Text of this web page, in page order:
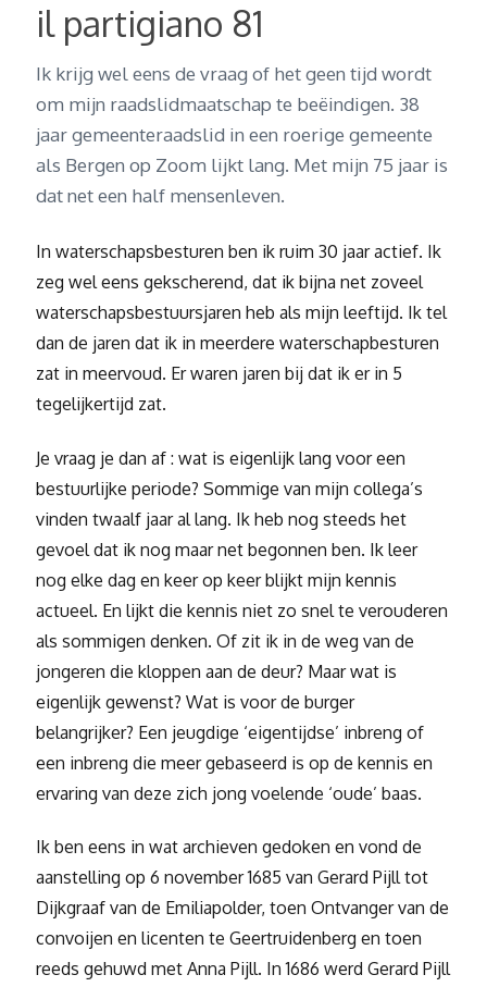
il partigiano 81
Ik krijg wel eens de vraag of het geen tijd wordt
om mijn raadslidmaatschap te beëindigen. 38
jaar gemeenteraadslid in een roerige gemeente
als Bergen op Zoom lijkt lang. Met mijn 75 jaar is
dat net een half mensenleven.
In waterschapsbesturen ben ik ruim 30 jaar actief. Ik
zeg wel eens gekscherend, dat ik bijna net zoveel
waterschapsbestuursjaren heb als mijn leeftijd. Ik tel
dan de jaren dat ik in meerdere waterschapbesturen
zat in meervoud. Er waren jaren bij dat ik er in 5
tegelijkertijd zat.
Je vraag je dan af : wat is eigenlijk lang voor een
bestuurlijke periode? Sommige van mijn collega’s
vinden twaalf jaar al lang. Ik heb nog steeds het
gevoel dat ik nog maar net begonnen ben. Ik leer
nog elke dag en keer op keer blijkt mijn kennis
actueel. En lijkt die kennis niet zo snel te verouderen
als sommigen denken. Of zit ik in de weg van de
jongeren die kloppen aan de deur? Maar wat is
eigenlijk gewenst? Wat is voor de burger
belangrijker? Een jeugdige ‘eigentijdse’ inbreng of
een inbreng die meer gebaseerd is op de kennis en
ervaring van deze zich jong voelende ‘oude’ baas.
Ik ben eens in wat archieven gedoken en vond de
aanstelling op 6 november 1685 van Gerard Pijll tot
Dijkgraaf van de Emiliapolder, toen Ontvanger van de
convoijen en licenten te Geertruidenberg en toen
reeds gehuwd met Anna Pijll. In 1686 werd Gerard Pijll